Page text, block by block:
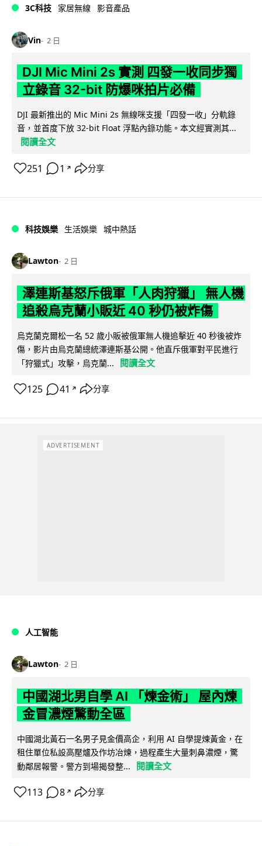
3C科技 家居無線 影音產品
Vin 2 日
DJI Mic Mini 2s 實測 四發一收同步獨
立錄音 32-bit 防爆咪拍片必備
DJI 最新推出的 Mic Mini 2s 無線咪支援「四發一收」分軌錄
音，並首度下放 32-bit Float 浮點內錄功能。本文經實測其...
閱讀全文
251 1 ↗ 分享
科技娛樂 生活娛樂 城中熱話
Lawton 2 日
澤連斯基怒斥俄軍「人肉狩獵」 無人機
追殺烏克蘭小販近 40 秒仍被炸傷
烏克蘭克爾松一名 52 歲小販被俄軍無人機追擊近 40 秒後被炸
傷，影片由烏克蘭總統澤連斯基公開。他直斥俄軍對平民進行
「狩獵式」攻擊，烏克蘭...
閱讀全文
125 41 ↗ 分享
ADVERTISEMENT
人工智能
Lawton 2 日
中國湖北男自學 AI 「煉金術」 屋內煉
金冒濃煙驚動全區
中國湖北黃石一名男子見金價高企，利用 AI 自學提煉黃金，在
租住單位私設高壓爐及作坊冶煉，過程產生大量刺鼻濃煙，驚
動鄰居報警。警方到場揭發整...
閱讀全文
113 8 ↗ 分享